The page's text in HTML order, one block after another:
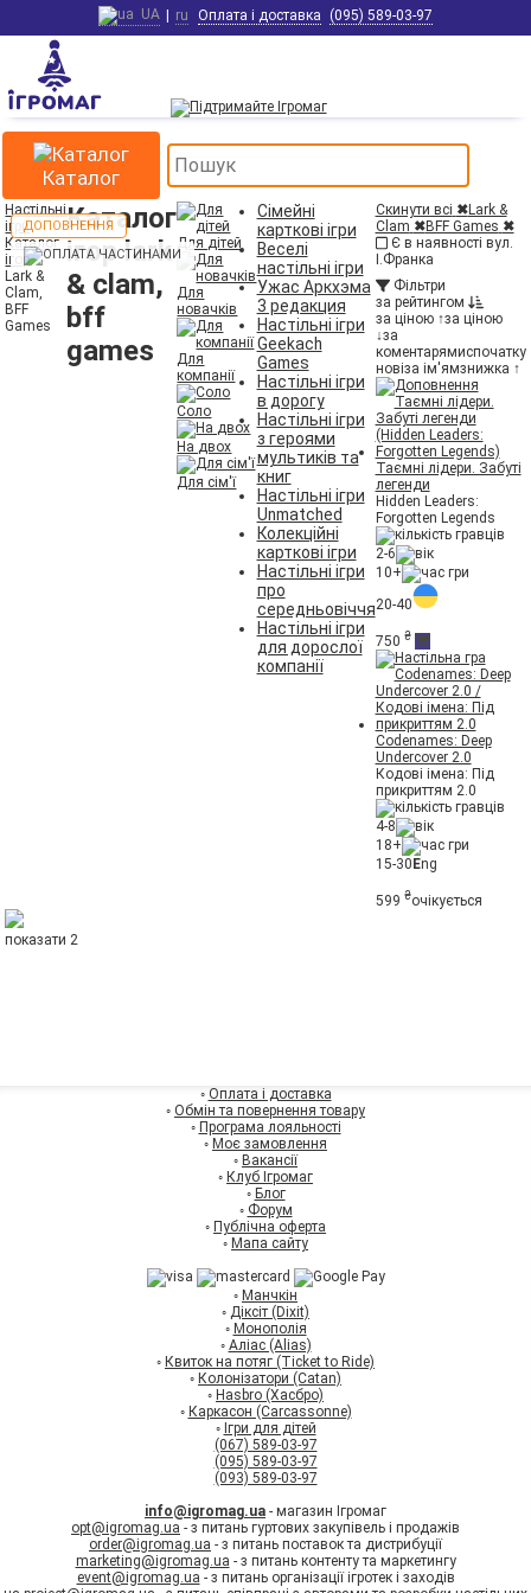
UA | ru Оплата і доставка (095) 589-03-97
Каталог
Настільні
ігри
Каталог
ігор
Lark &
Clam,
BFF
Games
Каталог
ігор lark
& clam,
bff
games
Для дітей
Для
новачків
Для
компанії
Соло
На двох
Для сім'ї
Сімейні
карткові ігри
Веселі
настільні ігри
Ужас Аркхэма
3 редакция
Настільні ігри
Geekach
Games
Настільні ігри
в дорогу
Настільні ігри
з героями
мультиків та
книг
Настільні ігри
Unmatched
Колекційні
карткові ігри
Настільні ігри
про
середньовіччя
Настільні ігри
для дорослої
компанії
Скинути всі ✖Lark &
Clam ✖BFF Games ✖
Є в наявності вул.
І.Франка
Фільтри
за рейтингом
за ціною ↑за ціною
↓за
коментарямиспочатку
новіза ім'ямзнижка ↑
Таємні лідери. Забуті
легенди
Hidden Leaders:
Forgotten Legends
2-6
10+
20-40
ДОПОВНЕННЯ
750 ₴
Codenames: Deep
Undercover 2.0
Кодові імена: Під
прикриттям 2.0
4-8
18+
15-30 Eng
599 ₴очікується
показати 2
◦ Оплата і доставка
◦ Обмін та повернення товару
◦ Програма лояльності
◦ Моє замовлення
◦ Вакансії
◦ Клуб Ігромаг
◦ Блог
◦ Форум
◦ Публічна оферта
◦ Мапа сайту
◦ Манчкін
◦ Діксіт (Dixit)
◦ Монополія
◦ Аліас (Alias)
◦ Квиток на потяг (Ticket to Ride)
◦ Колонізатори (Catan)
◦ Hasbro (Хасбро)
◦ Каркасон (Carcassonne)
◦ Ігри для дітей
(067) 589-03-97
(095) 589-03-97
(093) 589-03-97
info@igromag.ua - магазин Ігромаг
opt@igromag.ua - з питань гуртових закупівель і продажів
order@igromag.ua - з питань поставок та дистрибуції
marketing@igromag.ua - з питань контенту та маркетингу
event@igromag.ua - з питань організації ігротек і заходів